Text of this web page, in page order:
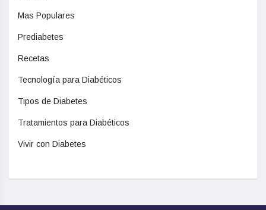
Mas Populares
Prediabetes
Recetas
Tecnología para Diabéticos
Tipos de Diabetes
Tratamientos para Diabéticos
Vivir con Diabetes